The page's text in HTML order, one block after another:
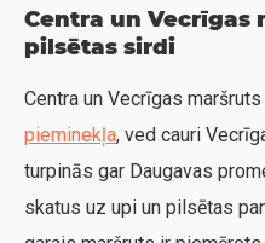
Centra un Vecrīgas
pilsētas sirdi
Centra un Vecrīgas
pieminekļa, ved cauri
turpinās gar Daugavas
skatus uz upi un pilsētas